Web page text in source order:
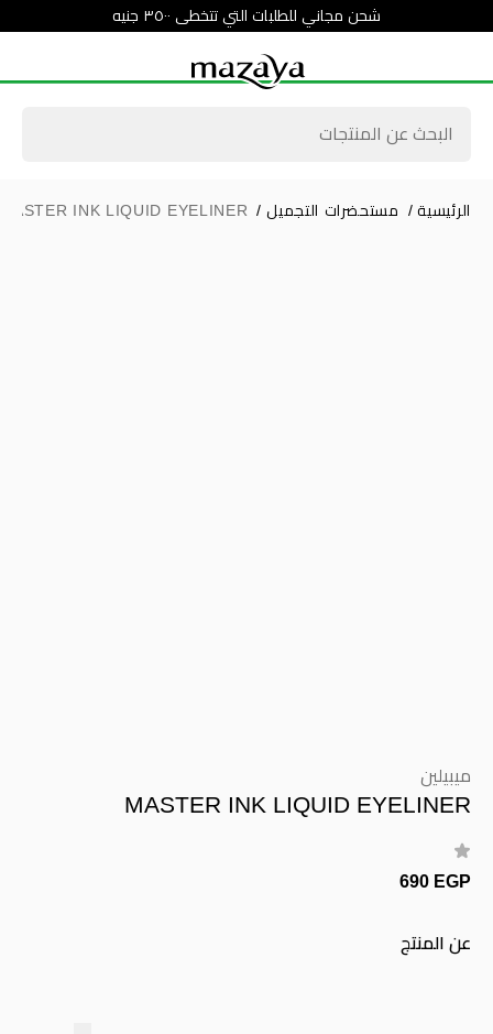
شحن مجاني للطلبات التي تتخطى ٣٥٠٠ جنيه
الرئيسية / مستحضرات التجميل /
MASTER INK LIQUID EYELINER
ميبيلين
MASTER INK LIQUID EYELINER
690 EGP
عن المنتج